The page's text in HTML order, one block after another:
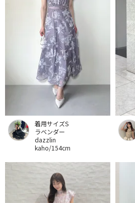
着用サイズS
ラベンダー
dazzlin
kaho/154cm